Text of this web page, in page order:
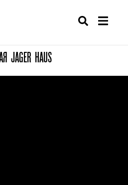
JAGER HAUS